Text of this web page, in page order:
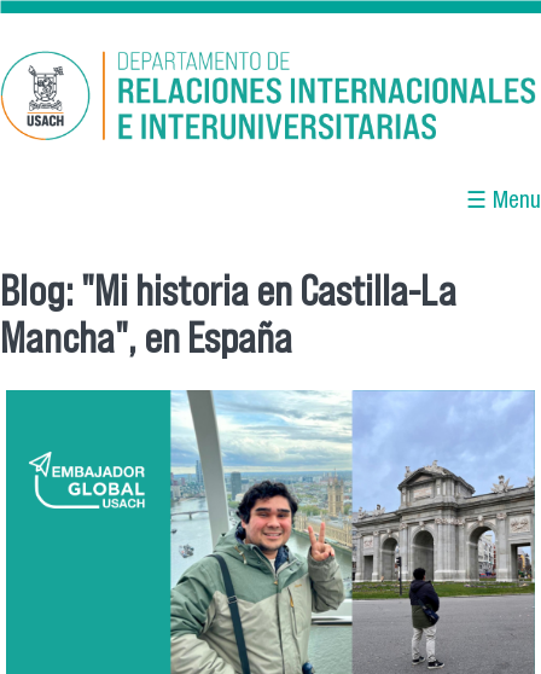
Pasar al contenido principal
☰ Menu
Se encuentra usted aquí
Blog: "Mi historia en Castilla-La
Mancha", en España